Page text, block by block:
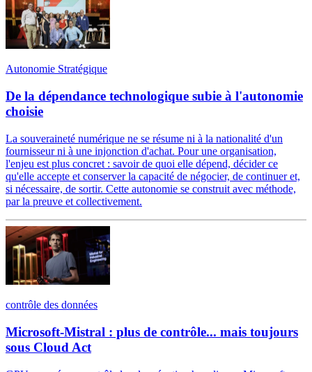
Autonomie Stratégique
De la dépendance technologique subie à l'autonomie
choisie
La souveraineté numérique ne se résume ni à la nationalité d'un
fournisseur ni à une injonction d'achat. Pour une organisation,
l'enjeu est plus concret : savoir de quoi elle dépend, décider ce
qu'elle accepte et conserver la capacité de négocier, de continuer et,
si nécessaire, de sortir. Cette autonomie se construit avec méthode,
par la preuve et collectivement.
contrôle des données
Microsoft-Mistral : plus de contrôle... mais toujours
sous Cloud Act